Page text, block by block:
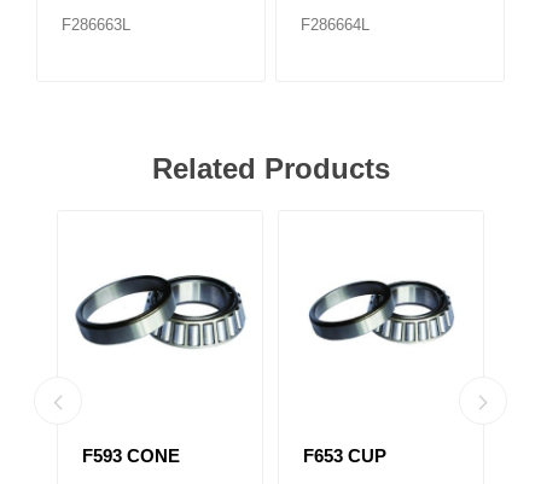
F286663L F286664L
Related Products
F593 CONE F653 CUP